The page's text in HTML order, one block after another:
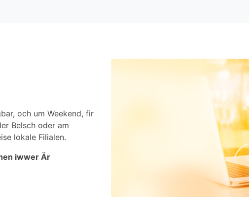
och um Weekend, fir
Belsch oder am
lokale Filialen.
iwwer Är